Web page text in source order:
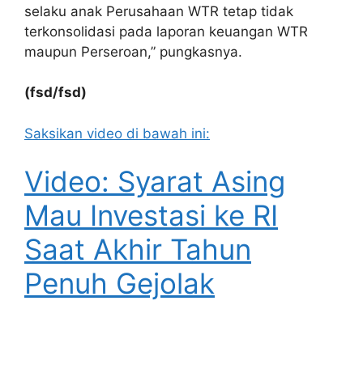
selaku anak Perusahaan WTR tetap tidak
terkonsolidasi pada laporan keuangan WTR
maupun Perseroan,” pungkasnya.
(fsd/fsd)
Saksikan video di bawah ini:
Video: Syarat Asing
Mau Investasi ke RI
Saat Akhir Tahun
Penuh Gejolak